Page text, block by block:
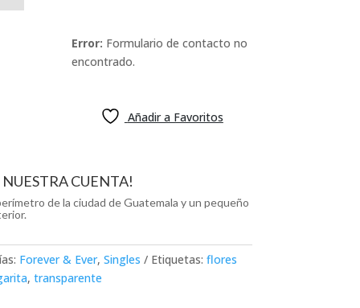
Error: Formulario de contacto no
encontrado.
Añadir a Favoritos
CUENTA!
de la ciudad de Guatemala y un pequeño
Forever & Ever, Singles Etiquetas: flores
, transparente